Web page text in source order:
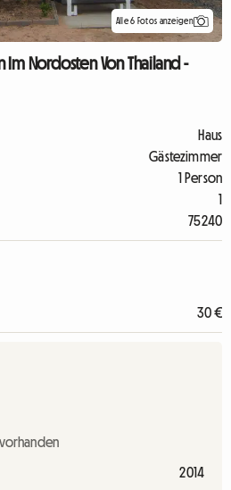
Alle 6 Fotos anzeigen
Im Nordosten Von Thailand -
Haus
Gästezimmer
1 Person
1
75240
30 €
2014